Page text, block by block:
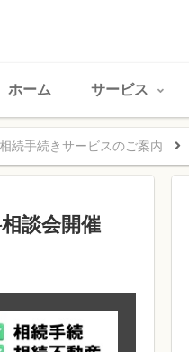
ホーム サービス
続手続きサービスのご案内
談会開催